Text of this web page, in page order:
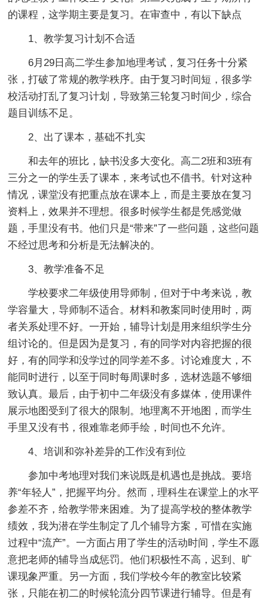
的课程，这学期主要是复习。在审查中，有以下缺点
1、教学复习计划不合适
6月29日高二学生参加地理考试，复习任务十分紧
张，打破了常规的教学秩序。由于复习时间短，很多学
校活动打乱了复习计划，导致第三轮复习时间少，综合
题目训练不足。
2、出了课本，基础不扎实
和去年的班比，缺书没多大变化。高二2班和3班有
三分之一的学生丢了课本，来考试也不借书。针对这种
情况，课堂没有把重点放在课本上，而是主要放在复习
资料上，效果并不理想。很多时候学生都是凭感觉做
题，手里没有书。他们只是“带来”了一些问题，这些问题
不经过思考和分析是无法解决的。
3、教学准备不足
学校要求二年级使用导师制，但对于中考来说，教
学容量大，导师制不适合。材料和教案同时使用时，两
者关系处理不好。一开始，辅导计划是用来组织学生分
组讨论的。但是因为是复习，有的同学对内容把握的很
好，有的同学和没学过的同学差不多。讨论难度大，不
能同时进行，以至于同时每周课时多，选材选题不够细
致认真。最后，由于初中二年级没有多媒体，使用课件
展示地图受到了很大的限制。地理离不开地图，而学生
手里又没有书，很难靠老师手绘，时间也不允许。
4、培训和弥补差异的工作没有到位
参加中考地理对我们来说既是机遇也是挑战。要培
养“年轻人”，把握平均分。然而，理科生在课堂上的水平
参差不齐，给教学带来困难。为了提高学校的整体教学
绩效，我为潜在学生制定了几个辅导方案，可惜在实施
过程中“流产”。一方面占用了学生的活动时间，学生不愿
意把老师的辅导当成惩罚。他们积极性不高，迟到、旷
课现象严重。另一方面，我们学校今年的教室比较紧
张，只能在初二的时候轮流分四节课进行辅导。但是有